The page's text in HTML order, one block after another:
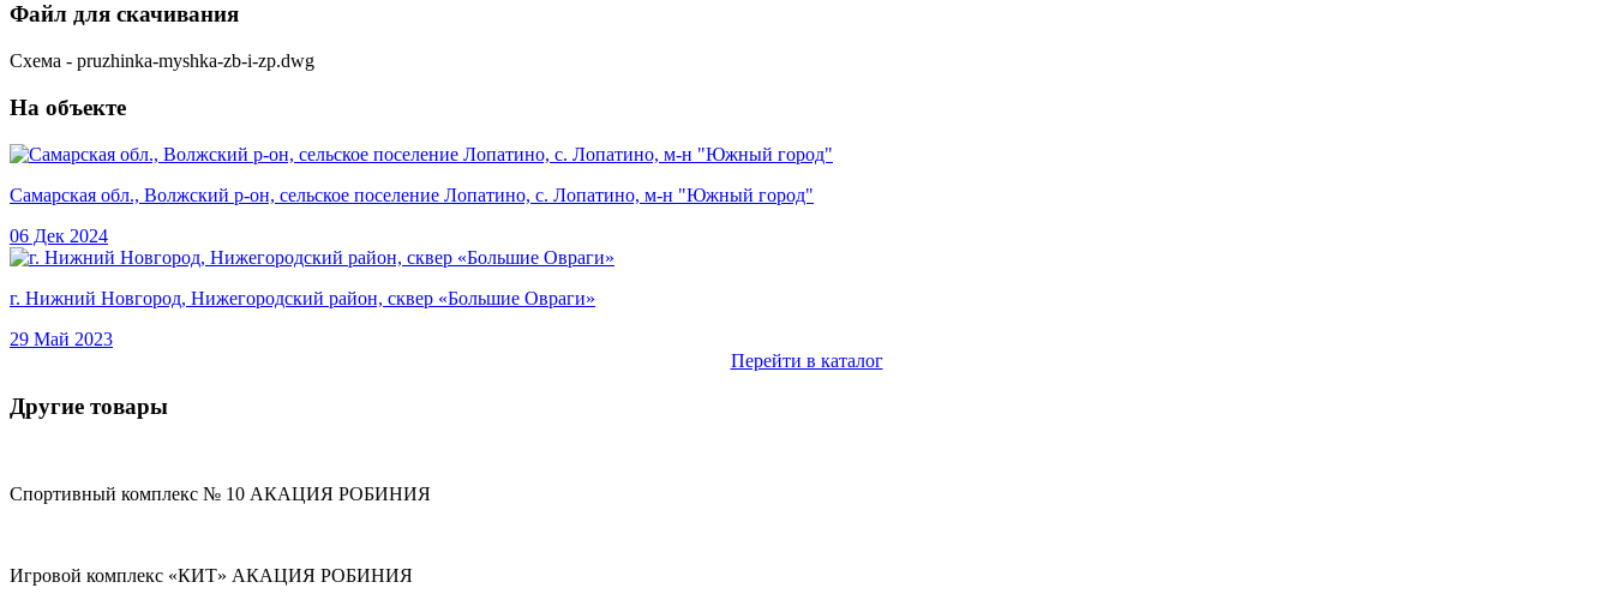
Файл для скачивания
Схема - pruzhinka-myshka-zb-i-zp.dwg
На объекте
Самарская обл., Волжский р-он, сельское поселение Лопатино, с. Лопатино, м-н "Южный город"
06 Дек 2024
г. Нижний Новгород, Нижегородский район, сквер «Большие Овраги»
29 Май 2023
Перейти в каталог
Другие товары
Спортивный комплекс № 10 АКАЦИЯ РОБИНИЯ
Игровой комплекс «КИТ» АКАЦИЯ РОБИНИЯ